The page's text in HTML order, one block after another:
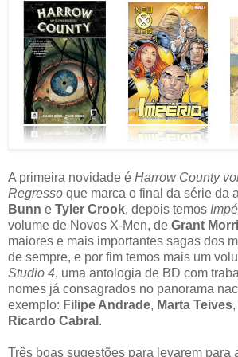
A primeira novidade é Harrow County
Regresso que marca o final da série da
Bunn e Tyler Crook, depois temos
volume de Novos X-Men, de Grant
maiores e mais importantes sagas dos
de sempre, e por fim temos mais um
Studio 4, uma antologia de BD com
nomes já consagrados no panorama
exemplo: Filipe Andrade, Marta Teives,
Ricardo Cabral .
Três boas sugestões para levarem para